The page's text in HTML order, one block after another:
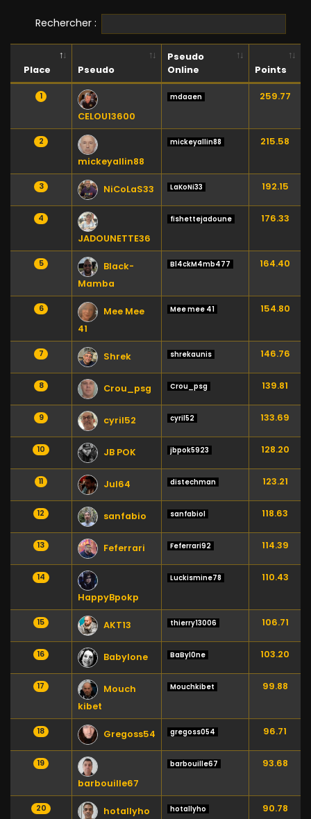
Rechercher :
Place Pseudo
Pseudo
Online
Points
1
CELOU13600
mdaaen 259.77
2
mickeyallin88
mickeyallin88 215.58
3 NiCoLaS33 LaKoNi33 192.15
4
JADOUNETTE36
fishettejadoune 176.33
5
Black-
Mamba
Bl4ckM4mb477 164.40
6
Mee Mee
41
Mee mee 41 154.80
7 Shrek shrekaunis 146.76
8 Crou_psg Crou_psg 139.81
9 cyril52 cyril52 133.69
10 JB POK jbpok5923 128.20
11 Jul64 distechman 123.21
12 sanfabio sanfabiol 118.63
13 Feferrari Feferrari92 114.39
14
HappyBpokp
Luckismine78 110.43
15 AKT13 thierry13006 106.71
16 Babylone BaByl0ne 103.20
17
Mouch
kibet
Mouchkibet 99.88
18 Gregoss54 gregoss054 96.71
19
barbouille67
barbouille67 93.68
20 hotallyho hotallyho 90.78